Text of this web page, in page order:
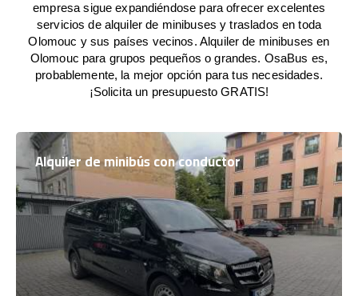
empresa sigue expandiéndose para ofrecer excelentes
servicios de alquiler de minibuses y traslados en toda
Olomouc y sus países vecinos. Alquiler de minibuses en
Olomouc para grupos pequeños o grandes. OsaBus es,
probablemente, la mejor opción para tus necesidades.
¡Solicita un presupuesto GRATIS!
Alquiler de minibús con conductor